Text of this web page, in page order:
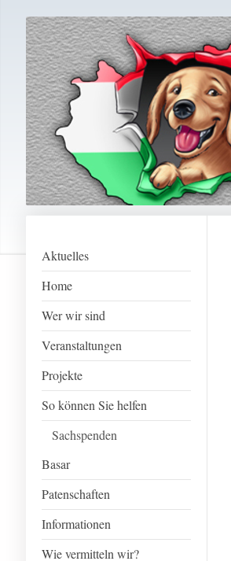
Aktuelles
Home
Wer wir sind
Veranstaltungen
Projekte
So können Sie helfen
Sachspenden
Basar
Patenschaften
Informationen
Wie vermitteln wir?